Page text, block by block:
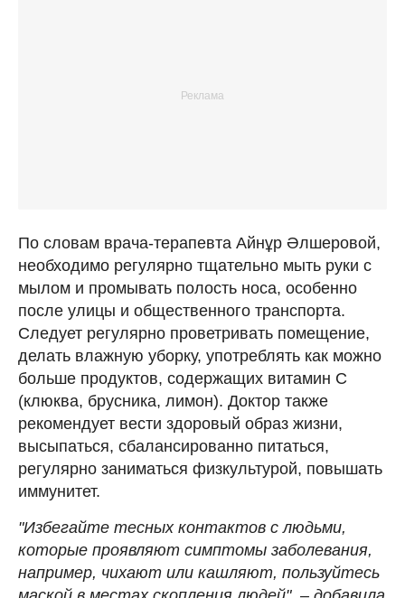
По словам врача-терапевта Айнұр Әлшеровой,
необходимо регулярно тщательно мыть руки с
мылом и промывать полость носа, особенно
после улицы и общественного транспорта.
Следует регулярно проветривать помещение,
делать влажную уборку, употреблять как можно
больше продуктов, содержащих витамин С
(клюква, брусника, лимон). Доктор также
рекомендует вести здоровый образ жизни,
высыпаться, сбалансированно питаться,
регулярно заниматься физкультурой, повышать
иммунитет.
"Избегайте тесных контактов с людьми,
которые проявляют симптомы заболевания,
например, чихают или кашляют, пользуйтесь